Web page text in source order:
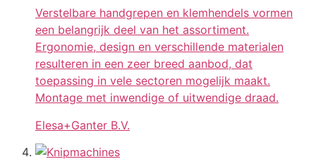
Verstelbare handgrepen en klemhendels vormen
een belangrijk deel van het assortiment.
Ergonomie, design en verschillende materialen
resulteren in een zeer breed aanbod, dat
toepassing in vele sectoren mogelijk maakt.
Montage met inwendige of uitwendige draad.
Elesa+Ganter B.V.